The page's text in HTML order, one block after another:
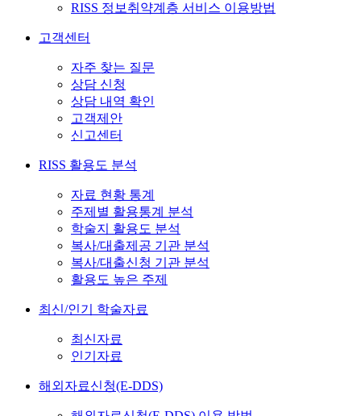
RISS 정보취약계층 서비스 이용방법
고객센터
자주 찾는 질문
상담 신청
상담 내역 확인
고객제안
신고센터
RISS 활용도 분석
자료 현황 통계
주제별 활용통계 분석
학술지 활용도 분석
복사/대출제공 기관 분석
복사/대출신청 기관 분석
활용도 높은 주제
최신/인기 학술자료
최신자료
인기자료
해외자료신청(E-DDS)